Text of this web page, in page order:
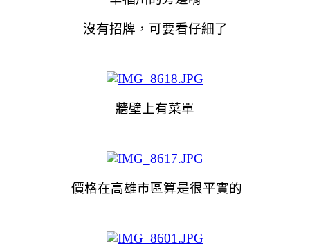
沒有招牌，可要看仔細了
牆壁上有菜單
價格在高雄市區算是很平實的